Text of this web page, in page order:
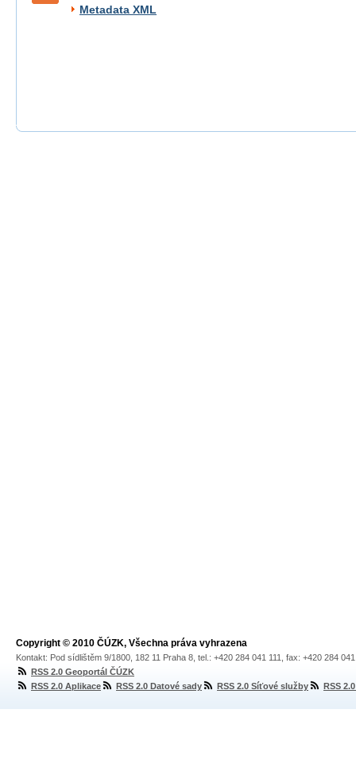
Metadata XML
Copyright © 2010 ČÚZK, Všechna práva vyhrazena
Kontakt: Pod sídlištěm 9/1800, 182 11 Praha 8, tel.: +420 284 041 111, fax: +420 284
RSS 2.0 Geoportál ČÚZK
RSS 2.0 Aplikace
RSS 2.0 Datové sady RSS 2.0 Síťové služby RSS